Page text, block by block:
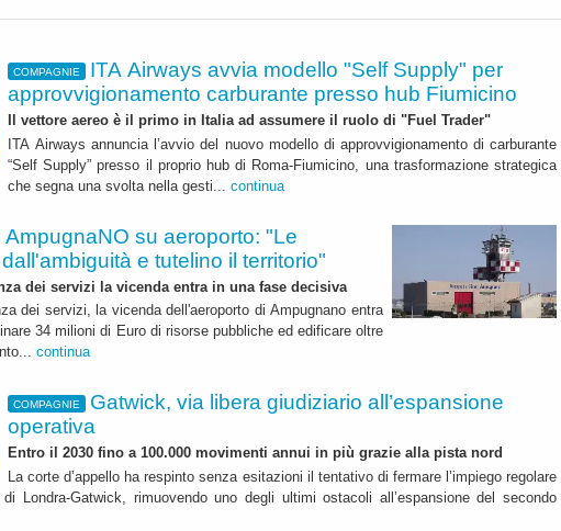
COMPAGNIE
ITA Airways avvia modello "Self Supply" per
approvvigionamento carburante presso hub Fiumicino
Il vettore aereo è il primo in Italia ad assumere il ruolo di "Fuel Trader"
ITA Airways annuncia l’avvio del nuovo modello di approvvigionamento di carburante
“Self Supply” presso il proprio hub di Roma-Fiumicino, una trasformazione strategica
che segna una svolta nella gesti... continua
AmpugnaNO su aeroporto: "Le
e tutelino il territorio"
dei servizi la vicenda entra in una fase decisiva
dei servizi, la vicenda dell'aeroporto di Ampugnano entra
34 milioni di Euro di risorse pubbliche ed edificare oltre
continua
COMPAGNIE
Gatwick, via libera giudiziario all’espansione
operativa
Entro il 2030 fino a 100.000 movimenti annui in più grazie alla pista nord
La corte d’appello ha respinto senza esitazioni il tentativo di fermare l’impiego regolare
Londra-Gatwick, rimuovendo uno degli ultimi ostacoli all’espansione del secondo